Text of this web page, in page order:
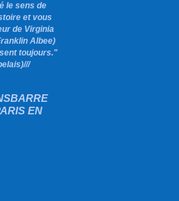
le sens de
et vous
de Virginia
Albee)
toujours."
EN